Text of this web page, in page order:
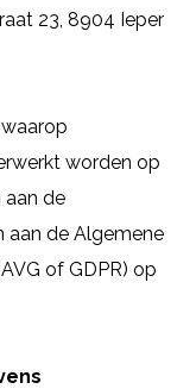
23, 8904 Ieper
worden op
aan de
aan de Algemene
of GDPR) op